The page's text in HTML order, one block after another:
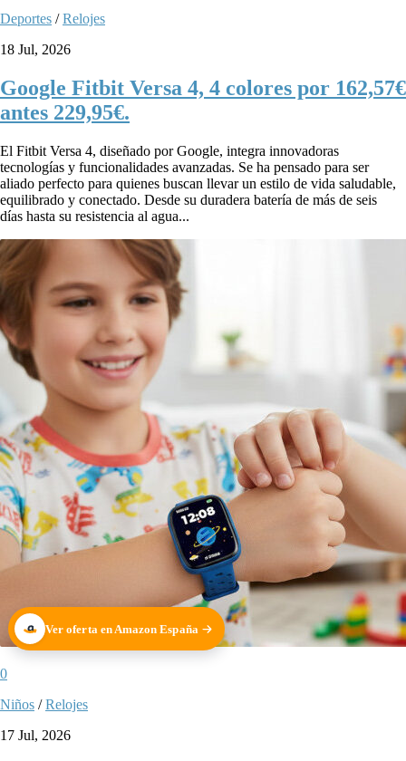
Deportes /Relojes
18 Jul, 2026
Google Fitbit Versa 4, 4 colores por 162,57€
antes 229,95€.
El Fitbit Versa 4, diseñado por Google, integra innovadoras
tecnologías y funcionalidades avanzadas. Se ha pensado para ser
aliado perfecto para quienes buscan llevar un estilo de vida saludable,
equilibrado y conectado. Desde su duradera batería de más de seis
días hasta su resistencia al agua...
Ver oferta en Amazon España
0
Niños /Relojes
17 Jul, 2026